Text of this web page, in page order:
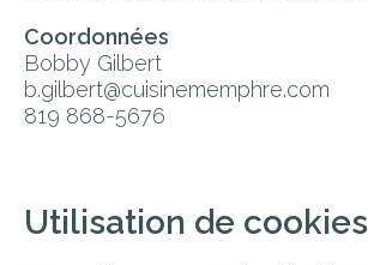
Coordonnées
Bobby Gilbert
b.gilbert@cuisinememphre.com
819 868-5676
Utilisation de cookies